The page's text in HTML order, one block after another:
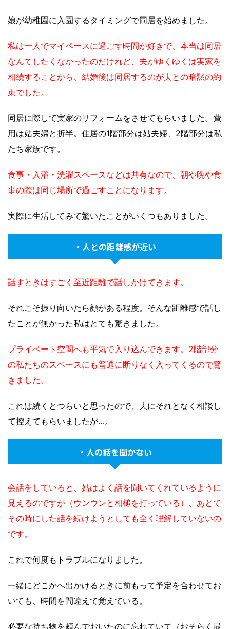
娘が幼稚園に入園するタイミングで同居を始めました。
私は一人でマイペースに過ごす時間が好きで、本当は同居
なんてしたくなかったのだけれど、夫がゆくゆくは実家を
相続することから、結婚後は同居するのが夫との暗黙の約
束でした。
同居に際して実家のリフォームをさせてもらいました。費
用は姑夫婦と折半。住居の1階部分は姑夫婦、2階部分は私
たち家族です。
食事・入浴・洗濯スペースなどは共有なので、朝や晩や食
事の際は同じ場所で過ごすことになります。
実際に生活してみて驚いたことがいくつもありました。
・人との距離感が近い
話すときはすごく至近距離で話しかけてきます。
それこそ振り向いたら顔がある程度。そんな距離感で話し
たことが無かった私はとても驚きました。
プライベート空間へも平気で入り込んできます。2階部分
の私たちのスペースにも普通に断りなく入ってくるので驚
きました。
これは続くとつらいと思ったので、夫にそれとなく相談し
て控えてもらいましたが…。
・人の話を聞かない
会話をしていると、姑はよく話を聞いてくれているように
見えるのですが（ウンウンと相槌を打っている）、あとで
その時にした話を続けようとしても全く理解していないの
です。
これで何度もトラブルになりました。
一緒にどこかへ出かけるときに前もって予定を合わせてお
いても、時間を間違えて覚えている。
必要な持ち物を頼んでおいたのに忘れていて（おそらく最